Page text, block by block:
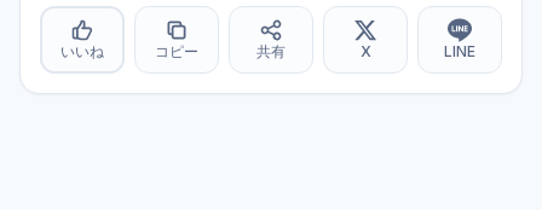
いいね コピー 共有 X LINE